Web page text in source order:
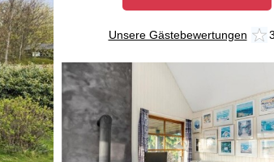
Unsere Gästebewertungen